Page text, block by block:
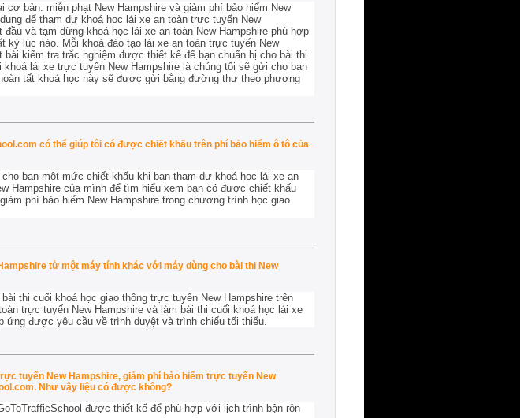
bản: miễn phạt New Hampshire và giảm phí bảo hiểm New
để tham dự khoá học lái xe an toàn trực tuyến New
và tạm dừng khoá học lái xe an toàn New Hampshire phù hợp
lúc nào. Mỗi khoá đào tạo lái xe an toàn trực tuyến New
kiểm tra trắc nghiệm được thiết kế để bạn chuẩn bị cho bài thi
lái xe trực tuyến New Hampshire là chúng tôi sẽ gửi cho bạn
tất khoá học này sẽ được gửi bằng đường thư theo phương
có thể giúp tôi có được chiết khấu trên phí bảo hiểm ô tô của
bạn một mức chiết khấu khi bạn tham dự khoá học lái xe an
Hampshire của mình để tìm hiểu xem bạn có được chiết khấu
phí bảo hiểm New Hampshire trong chương trình học giao
từ một máy tính khác với máy dùng cho bài thi New
thi cuối khoá học giao thông trực tuyến New Hampshire trên
trực tuyến New Hampshire và làm bài thi cuối khoá học lái xe
ứng được yêu cầu về trình duyệt và trình chiếu tối thiểu.
tuyến New Hampshire, giảm phí bảo hiểm trực tuyến New
Như vậy liệu có được không?
được thiết kế để phù hợp với lịch trình bận rộn